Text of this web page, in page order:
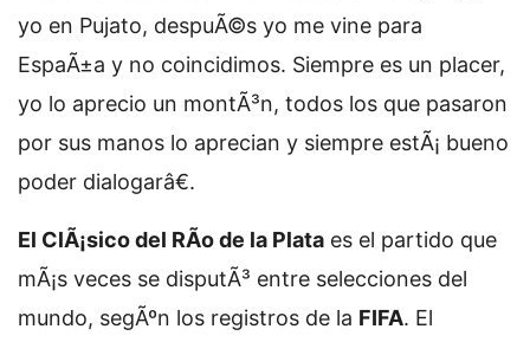
yo en Pujato, despuÃ©s yo me vine para
EspaÃ±a y no coincidimos. Siempre es un placer,
yo lo aprecio un montÃ³n, todos los que pasaron
por sus manos lo aprecian y siempre estÃ¡ bueno
poder dialogarâ€.
El ClÃ¡sico del RÃ­o de la Plata es el partido que
mÃ¡s veces se disputÃ³ entre selecciones del
mundo, segÃºn los registros de la FIFA. El